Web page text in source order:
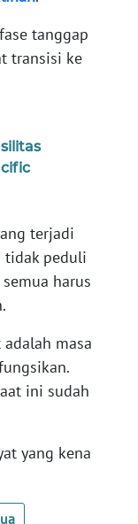
tanggap
transisi ke
terjadi
tidak peduli
harus
masa
ini sudah
yang kena